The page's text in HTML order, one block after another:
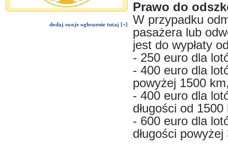
dodaj swoje ogłoszenie tutaj [+]
Prawo do
W przypadku
pasażera lub
jest do wypłaty
- 250 euro dla
- 400 euro dla
powyżej 1500
- 400 euro dla
długości od
- 600 euro dla
długości